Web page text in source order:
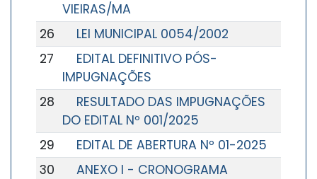
VIEIRAS/MA
26
LEI MUNICIPAL 0054/2002
27
EDITAL DEFINITIVO PÓS-
IMPUGNAÇÕES
28
RESULTADO DAS IMPUGNAÇÕES
DO EDITAL Nº 001/2025
29
EDITAL DE ABERTURA Nº 01-2025
30
ANEXO I - CRONOGRAMA